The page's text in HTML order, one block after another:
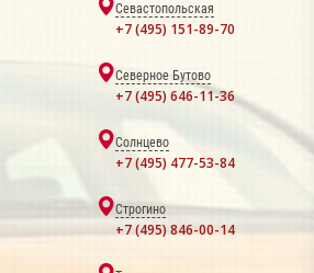
Севастопольская
+7 (495) 151-89-70
Северное Бутово
+7 (495) 646-11-36
Солнцево
+7 (495) 477-53-84
Строгино
+7 (495) 846-00-14